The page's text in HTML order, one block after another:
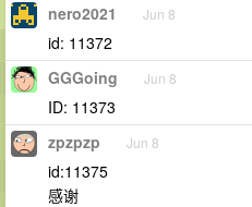
nero2021 Jun 8
id: 11372
GGGoing Jun 8
ID: 11373
zpzpzp Jun 8
id:11375
感谢